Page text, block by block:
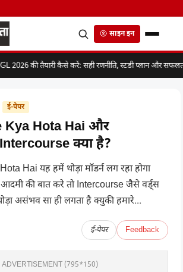
साइन इन
2026 की तैयारी कैसे करें: सही रणनीति, स्टडी प्लान और सफलता
ई-पेपर
Kya Hota Hai और
क्या है?
Hai यह हमें थोड़ा मॉडर्न लग रहा होगा
की बात करे तो Intercourse जैसे वर्ड्स
असंभव सा ही लगता है क्युकी हमारे...
ई-पेपर Feedback
ADVERTISEMENT (795*150)